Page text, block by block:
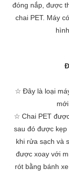
đóng nắp, được
chai PET. Máy có
☆ Đây là loại
☆ Chai PET
sau đó được
khi rửa sạch và
được xoay với
rót bằng bánh